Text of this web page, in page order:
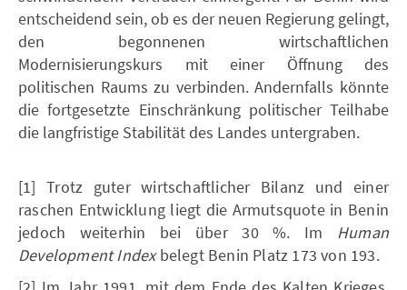
entscheidend sein, ob es der neuen Regierung gelingt,
den begonnenen wirtschaftlichen
Modernisierungskurs mit einer Öffnung des
politischen Raums zu verbinden. Andernfalls könnte
die fortgesetzte Einschränkung politischer Teilhabe
die langfristige Stabilität des Landes untergraben.
[1] Trotz guter wirtschaftlicher Bilanz und einer
raschen Entwicklung liegt die Armutsquote in Benin
jedoch weiterhin bei über 30 %. Im Human
Development Indexbelegt Benin Platz 173 von 193.